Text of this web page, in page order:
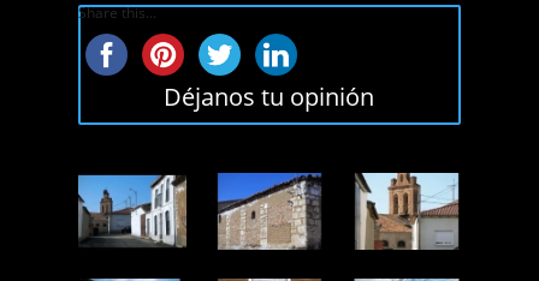
Share this...
Déjanos tu opinión